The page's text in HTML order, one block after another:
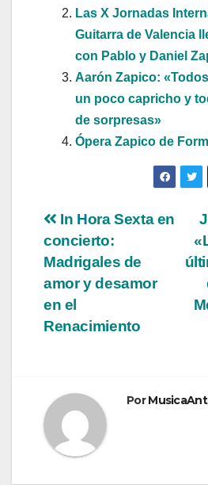
Las X Jornadas
Guitarra de Valencia
con Pablo y Daniel
Aarón Zapico:
un poco capricho y
de sorpresas»
Ópera Zapico de
Navegación
de
entradas
In Hora Sexta en
concierto:
Madrigales de
amor y desamor
en el
Renacimiento
Por